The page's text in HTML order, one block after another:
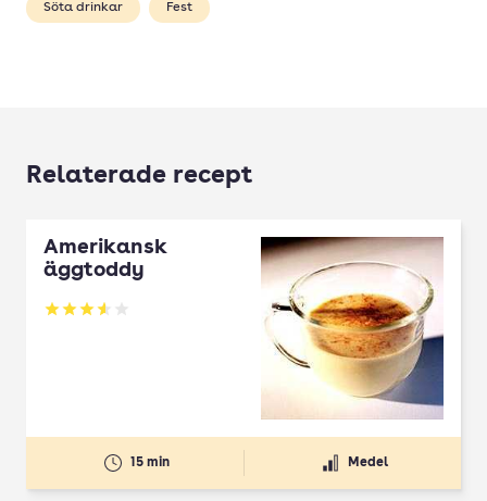
Söta drinkar Fest
Relaterade recept
Amerikansk
äggtoddy
Betyg: 3.56 av 5
15 min Medel